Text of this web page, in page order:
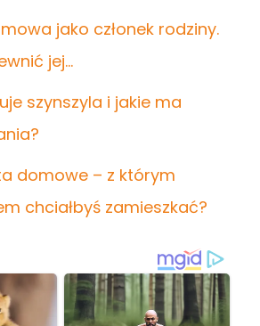
jako członek rodziny.
jej…
szynszyla i jakie ma
domowe – z którym
chciałbyś zamieszkać?